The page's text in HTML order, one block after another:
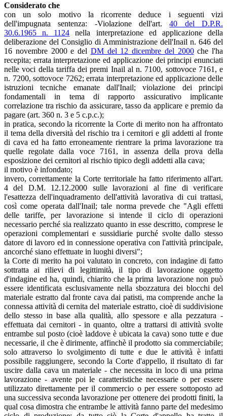
Considerato che
con un solo motivo la ricorrente deduce i seguenti vizi
dell'impugnata sentenza: -Violazione dell'art.40 del D.P.R.
30.6.1965 n. 1124 nella interpretazione ed applicazione della
deliberazione del Consiglio di Amministrazione dell'Inail n. 646 del
16 novembre 2000 e del DM del 12 dicembre del 2000che l'ha
recepita; errata interpretazione ed applicazione dei principi enunciati
nelle voci della tariffa dei premi Inail al n. 7100, sottovoce 7161, e
n. 7200, sottovoce 7262; errata interpretazione ed applicazione delle
istruzioni tecniche emanate dall'Inail; violazione dei principi
fondamentali in tema di rapporto assicurativo implicante
correlazione tra rischio da assicurare, tasso da applicare e premio da
pagare (art. 360 n. 3 e 5 c.p.c.);
in pratica, secondo la ricorrente la Corte di merito non ha affrontato
il tema della diversità del rischio tra i cernitori e gli addetti al fronte
di cava ed ha fatto erroneamente rientrare la prima lavorazione tra
quelle regolate dalla voce 7161, in assenza della prova della
esposizione dei cernitori al rischio tipico degli addetti alla cava;
il motivo è infondato;
invero, correttamente la Corte territoriale ha fatto riferimento all'art.
4 del D.M. 12.12.2000 sulle lavorazioni al fine di verificare
l'esattezza dell'inquadramento dell'attività lavorativa di cui trattasi,
così come operata dall'Inail; tale norma prevede che "Agli effetti
delle tariffe, per lavorazione si intende il ciclo di operazioni
necessario perché sia realizzato quanto in esse descritto, comprese le
operazioni complementari e sussidiarie purché svolte dallo stesso
datore di lavoro ed in connessione operativa con l'attività principale,
ancorché siano effettuate in luoghi diversi";
la Corte di merito ha poi valutato in concreto, con indagine di fatto
sottratta ai rilievi di legittimità, il tipo di lavorazione oggetto
d'indagine ed ha, quindi, chiarito che la prima lavorazione non può
essere identificata esclusivamente nella sbozzatura dei blocchi del
materiale estratto dal fronte cava dai patisti, ma comprende anche la
connessa attività di cernita del materiale estratto, cioè di suddivisione
dello stesso in base alla qualità, allo spessore e alla pezzatura -
effettuata dai cernitori - in quanto, oltre a trattarsi di attività svolte
entrambe sul posto (cioè laddove è ubicata la cava) sono tutte e due
necessarie, il che è dirimente, affinchè il prodotto sia commerciabile;
solo attraverso lo svolgimento di tutte e due le attività è infatti
possibile raggiungere, secondo la Corte d'appello, il risultato di far
uscire dalla cava un materiale - che necessita in loco di una prima
lavorazione - avente poi le caratteristiche necessarie o per essere
utilizzato direttamente per il commercio o per essere sottoposto ad
una successiva seconda lavorazione per ottenere dei prodotti finiti, la
qual cosa dimostra che entrambe le attività fanno parte del medesimo